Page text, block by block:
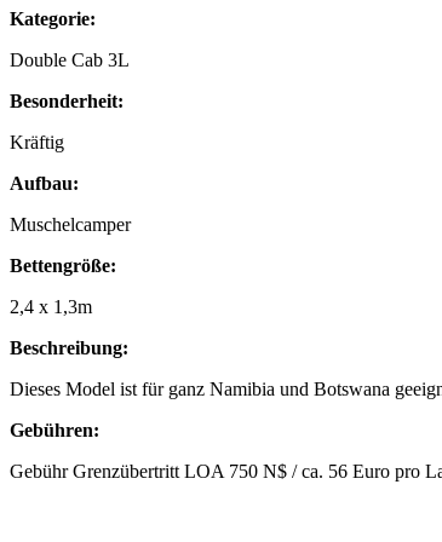
Kategorie:
Double Cab 3L
Besonderheit:
Kräftig
Aufbau:
Muschelcamper
Bettengröße:
2,4 x 1,3m
Beschreibung:
Dieses Model ist für ganz Namibia und Botswana
Gebühren:
Gebühr Grenzübertritt LOA 750 N$ / ca. 56 Euro pro